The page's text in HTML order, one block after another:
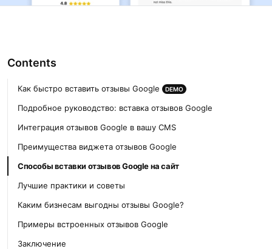
Contents
Как быстро вставить отзывы Google DEMO
Подробное руководство: вставка отзывов Google
Интеграция отзывов Google в вашу CMS
Преимущества виджета отзывов Google
Способы вставки отзывов Google на сайт
Лучшие практики и советы
Каким бизнесам выгодны отзывы Google?
Примеры встроенных отзывов Google
Заключение